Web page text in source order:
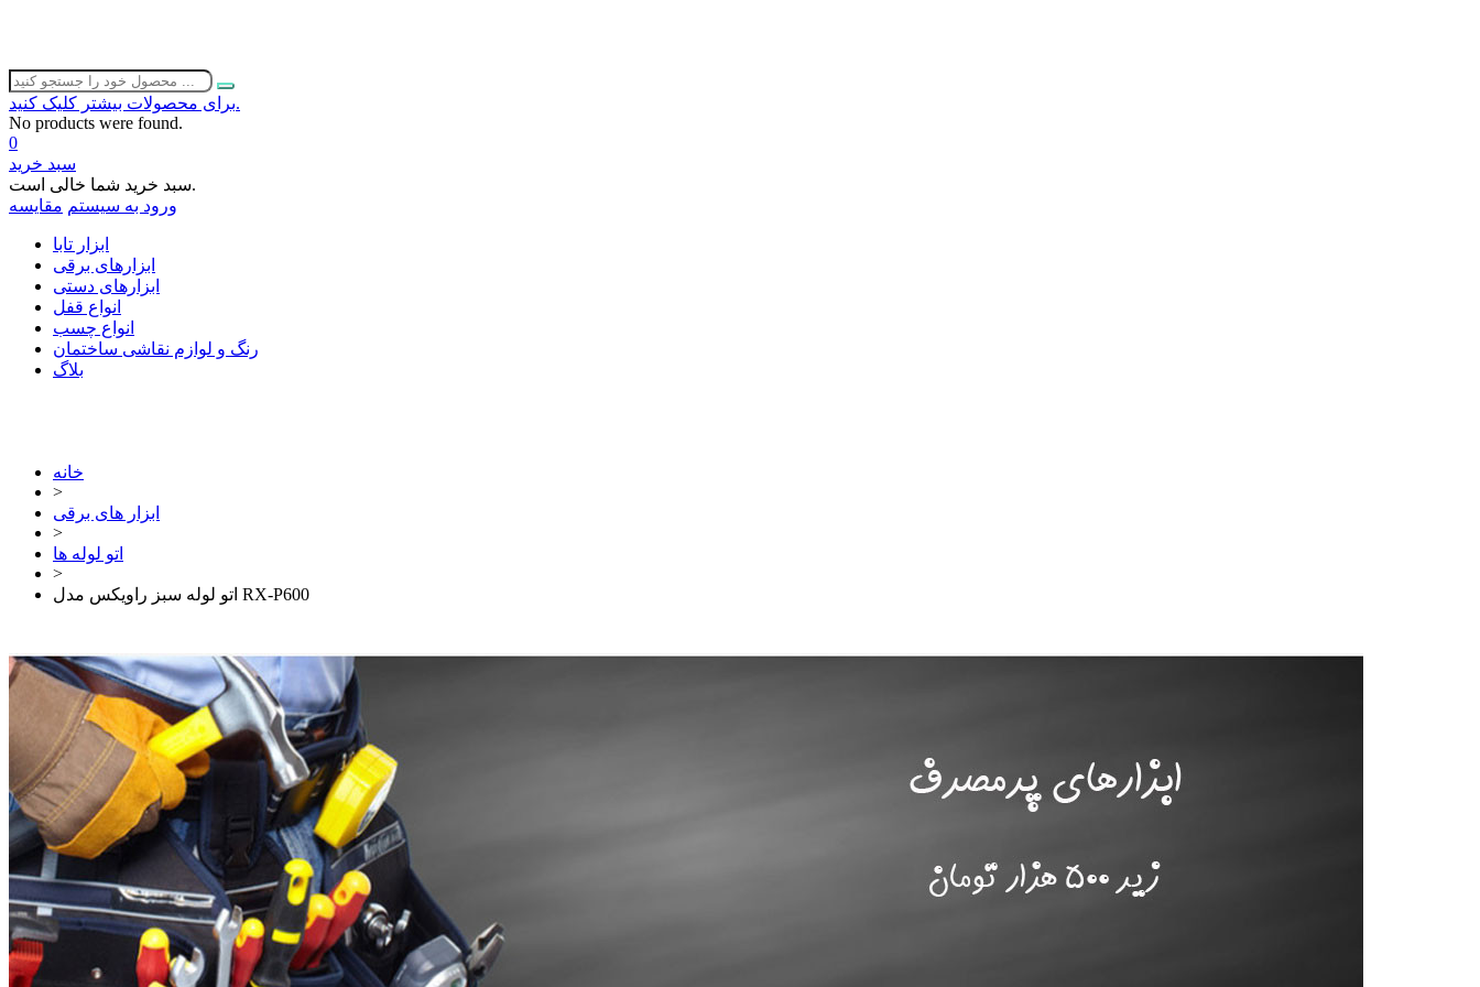
برای محصولات بیشتر کلیک کنید.
No products were found.
0
سبد خرید
سبد خرید شما خالی است.
ورود به سیستم مقایسه
ابزار تابا
ابزارهای برقی
ابزارهای دستی
انواع قفل
انواع چسب
رنگ و لوازم نقاشی ساختمان
بلاگ
خانه
>
ابزار های برقی
>
اتو لوله ها
>
اتو لوله سبز راویکس مدل RX-P600